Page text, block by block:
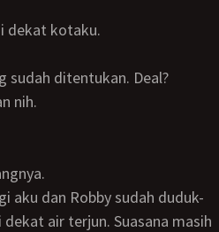
dekat kotaku.
sudah ditentukan. Deal?
nih.
air terjun. Suasana masih